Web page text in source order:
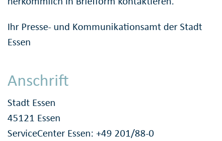
Ihr Presse- und Kommunikationsamt der Stadt
Essen
Anschrift
Stadt Essen
45121 Essen
ServiceCenter Essen: +49 201/88-0